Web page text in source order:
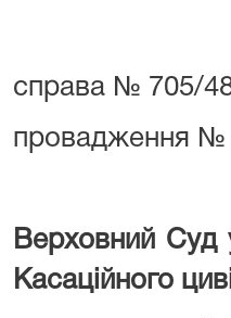
справа № 705/
провадження №
Верховний Суд
Касаційного